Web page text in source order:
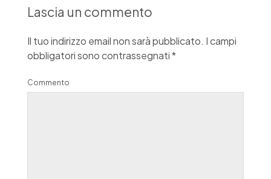
Lascia un commento
Il tuo indirizzo email non sarà pubblicato. I campi
obbligatori sono contrassegnati*
Commento